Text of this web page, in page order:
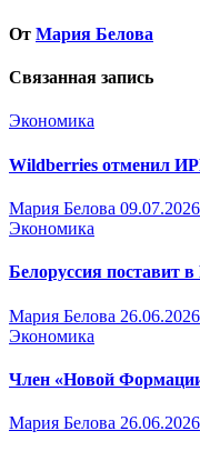
От Мария Белова
Связанная запись
Экономика
Wildberries отменил
Мария Белова 09.07.2026
Экономика
Белоруссия поставит
Мария Белова 26.06.2026
Экономика
Член «Новой
Мария Белова 26.06.2026